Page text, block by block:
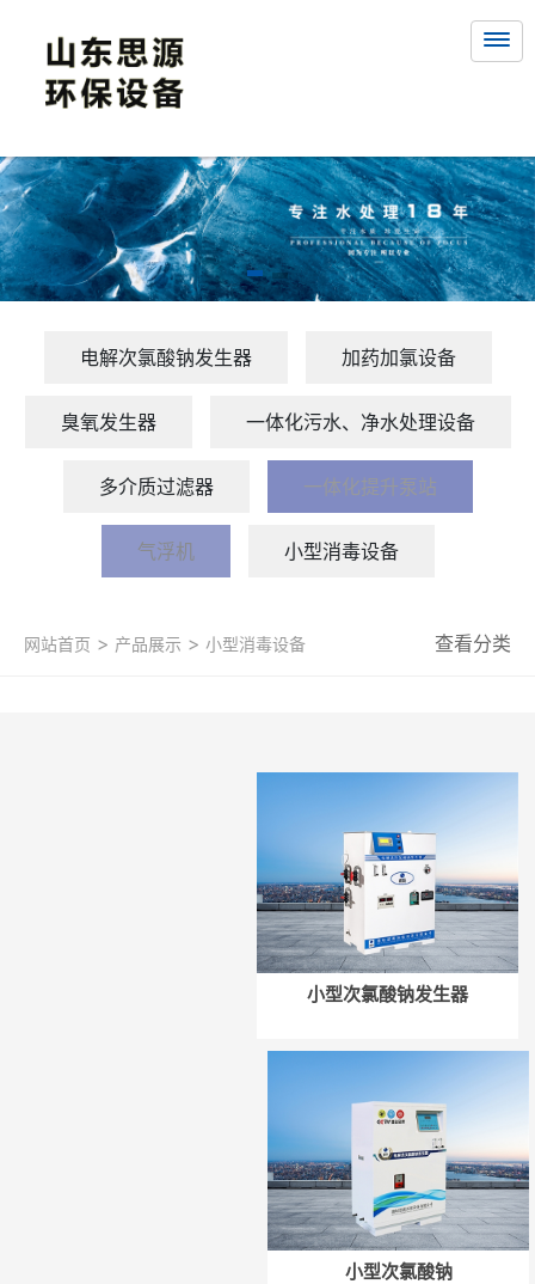
电解次氯酸钠发生器 加药加氯设备
臭氧发生器 一体化污水、净水处理设备
多介质过滤器 一体化提升泵站
气浮机 小型消毒设备
网站首页 > 产品展示 > 小型消毒设备 查看分类
小型次氯酸钠发生器
小型次氯酸钠